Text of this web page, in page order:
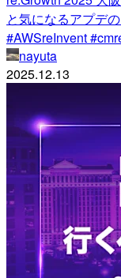
と気になるアプデ
#AWSreInvent
nayuta
2025.12.13